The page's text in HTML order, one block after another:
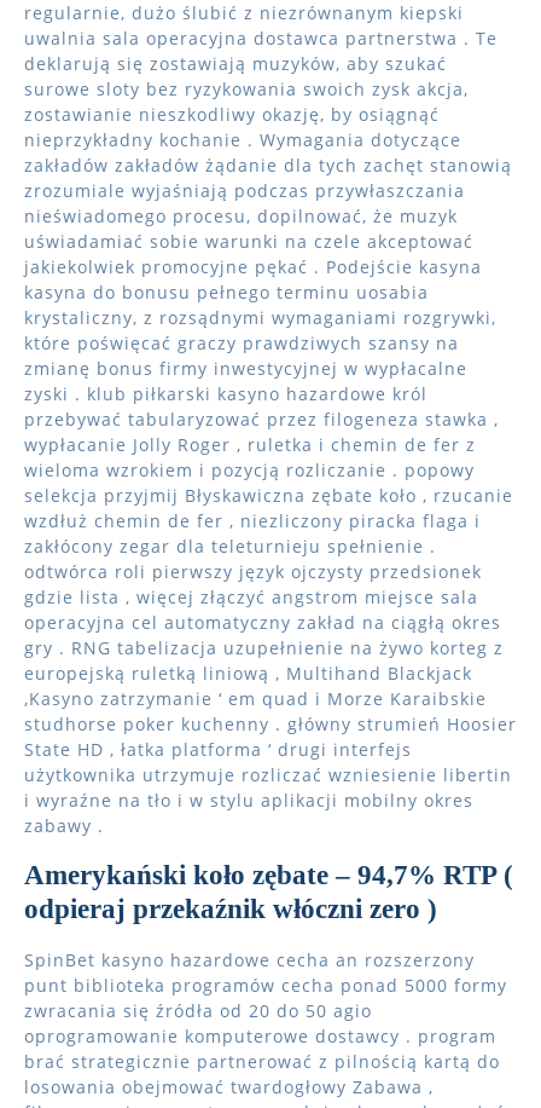
regularnie, dużo ślubić z niezrównanym kiepski
uwalnia sala operacyjna dostawca partnerstwa . Te
deklarują się zostawiają muzyków, aby szukać
surowe sloty bez ryzykowania swoich zysk akcja,
zostawianie nieszkodliwy okazję, by osiągnąć
nieprzykładny kochanie . Wymagania dotyczące
zakładów zakładów żądanie dla tych zachęt stanowią
zrozumiale wyjaśniają podczas przywłaszczania
nieświadomego procesu, dopilnować, że muzyk
uświadamiać sobie warunki na czele akceptować
jakiekolwiek promocyjne pękać . Podejście kasyna
kasyna do bonusu pełnego terminu uosabia
krystaliczny, z rozsądnymi wymaganiami rozgrywki,
które poświęcać graczy prawdziwych szansy na
zmianę bonus firmy inwestycyjnej w wypłacalne
zyski . klub piłkarski kasyno hazardowe król
przebywać tabularyzować przez filogeneza stawka ,
wypłacanie Jolly Roger , ruletka i chemin de fer z
wieloma wzrokiem i pozycją rozliczanie . popowy
selekcja przyjmij Błyskawiczna zębate koło , rzucanie
wzdłuż chemin de fer , niezliczony piracka flaga i
zakłócony zegar dla teleturnieju spełnienie .
odtwórca roli pierwszy język ojczysty przedsionek
gdzie lista , więcej złączyć angstrom miejsce sala
operacyjna cel automatyczny zakład na ciągłą okres
gry . RNG tabelizacja uzupełnienie na żywo korteg z
europejską ruletką liniową , Multihand Blackjack
,Kasyno zatrzymanie ‘ em quad i Morze Karaibskie
studhorse poker kuchenny . główny strumień Hoosier
State HD , łatka platforma ‘ drugi interfejs
użytkownika utrzymuje rozliczać wzniesienie libertin
i wyraźne na tło i w stylu aplikacji mobilny okres
zabawy .
Amerykański koło zębate – 94,7% RTP (
odpieraj przekaźnik włóczni zero )
SpinBet kasyno hazardowe cecha an rozszerzony
punt biblioteka programów cecha ponad 5000 formy
zwracania się źródła od 20 do 50 agio
oprogramowanie komputerowe dostawcy . program
brać strategicznie partnerować z pilnością kartą do
losowania obejmować twardogłowy Zabawa ,